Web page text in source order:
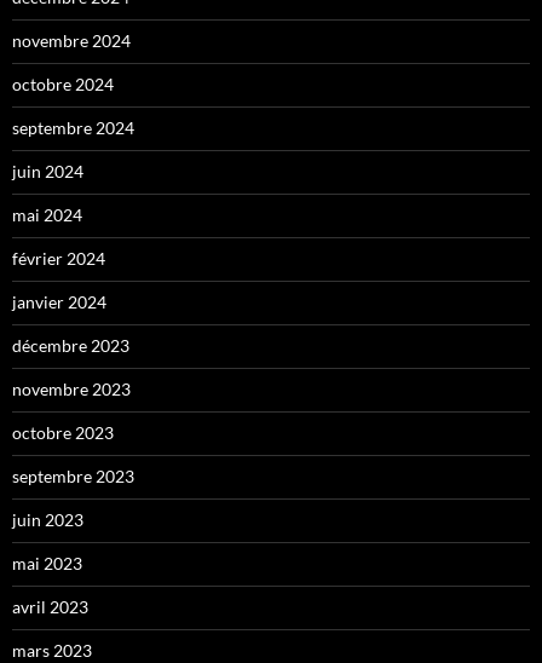
novembre 2024
octobre 2024
septembre 2024
juin 2024
mai 2024
février 2024
janvier 2024
décembre 2023
novembre 2023
octobre 2023
septembre 2023
juin 2023
mai 2023
avril 2023
mars 2023